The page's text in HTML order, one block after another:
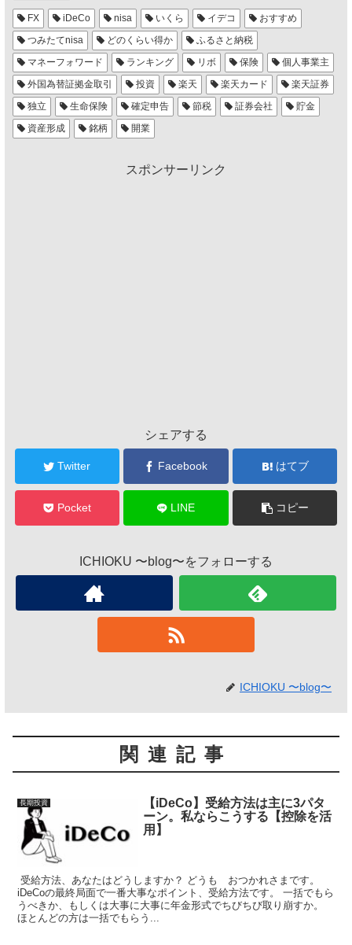
FX iDeCo nisa いくら イデコ
おすすめ
つみたてnisa
どのくらい得か
ふるさと納税
マネーフォワード
ランキング リボ 保険
個人事業主
外国為替証拠金取引
投資 楽天 楽天カード
楽天証券
独立
生命保険 確定申告 節税 証券会社
貯金
資産形成
銘柄 開業
スポンサーリンク
シェアする
Twitter Facebook はてブ
Pocket LINE コピー
ICHIOKU 〜blog〜をフォローする
ICHIOKU 〜blog〜
関連記事
長期投資
【iDeCo】受給方法は主に3パタ
ーン。私ならこうする【控除を活
用】
受給方法、あなたはどうしますか？ どうも おつかれさまです。
iDeCoの最終局面で一番大事なポイント、受給方法です。 一括でもら
うべきか、もしくは大事に大事に年金形式でちびちび取り崩すか。
ほとんどの方は一括でもらう...